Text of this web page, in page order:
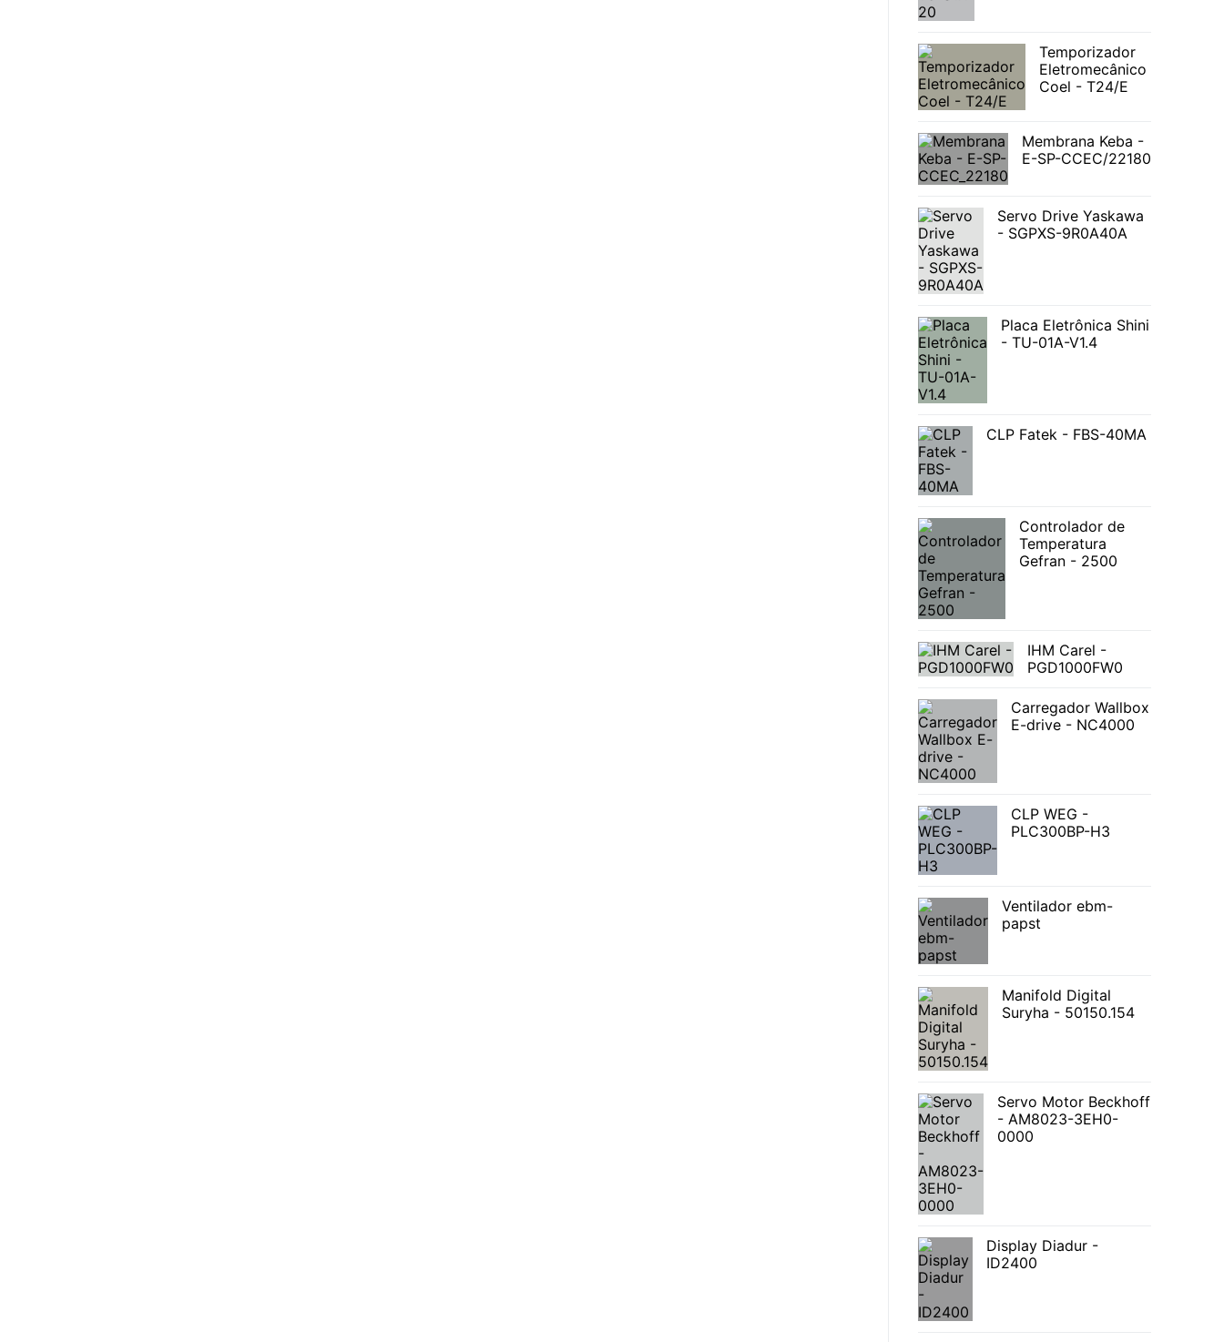
Temporizador
Eletromecânico
Coel - T24/E
Membrana Keba -
E-SP-CCEC/22180
Servo Drive Yaskawa
- SGPXS-9R0A40A
Placa Eletrônica Shini
- TU-01A-V1.4
CLP Fatek - FBS-40MA
Controlador de
Temperatura
Gefran - 2500
IHM Carel -
PGD1000FW0
Carregador Wallbox
E-drive - NC4000
CLP WEG -
PLC300BP-H3
Ventilador ebm-
papst
Manifold Digital
Suryha - 50150.154
Servo Motor Beckhoff
- AM8023-3EH0-
0000
Display Diadur -
ID2400